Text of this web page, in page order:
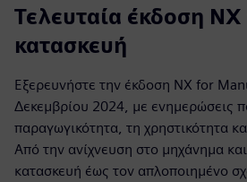
Τελευταία έκδοση NX
κατασκευή
Εξερευνήστε την έκδοση NX for
Δεκεμβρίου 2024, με ενημερώσεις
παραγωγικότητα, τη χρηστικότητα
Από την ανίχνευση στο μηχάνημα
κατασκευή έως τον απλοποιημένο